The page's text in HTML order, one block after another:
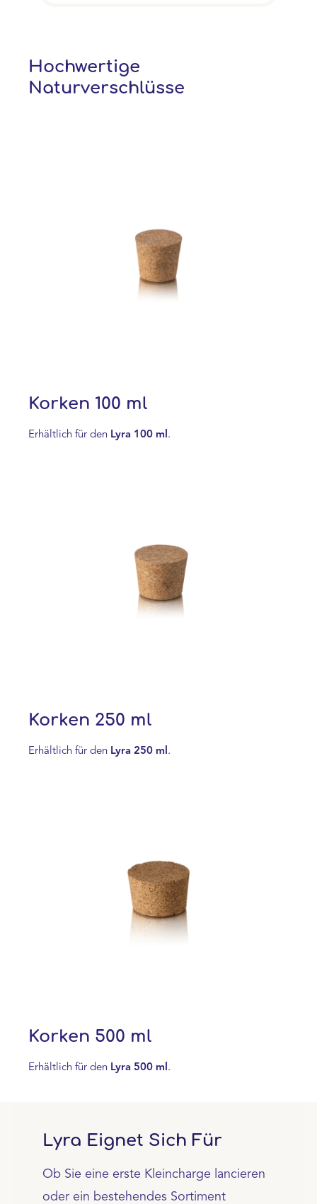
Hochwertige
Naturverschlüsse
Korken 100 ml
Erhältlich für den Lyra 100 ml .
Korken 250 ml
Erhältlich für den Lyra 250 ml .
Korken 500 ml
Erhältlich für den Lyra 500 ml .
Lyra Eignet Sich Für
Ob Sie eine erste Kleincharge lancieren
oder ein bestehendes Sortiment